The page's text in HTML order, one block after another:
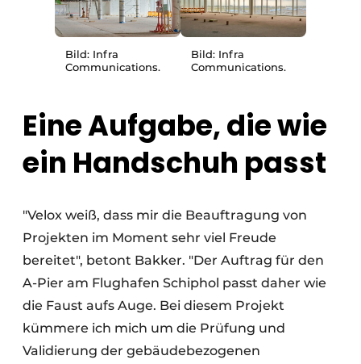
Bild: Infra
Communications.
Bild: Infra
Communications.
Eine Aufgabe, die wie
ein Handschuh passt
"Velox weiß, dass mir die Beauftragung von
Projekten im Moment sehr viel Freude
bereitet", betont Bakker. "Der Auftrag für den
A-Pier am Flughafen Schiphol passt daher wie
die Faust aufs Auge. Bei diesem Projekt
kümmere ich mich um die Prüfung und
Validierung der gebäudebezogenen